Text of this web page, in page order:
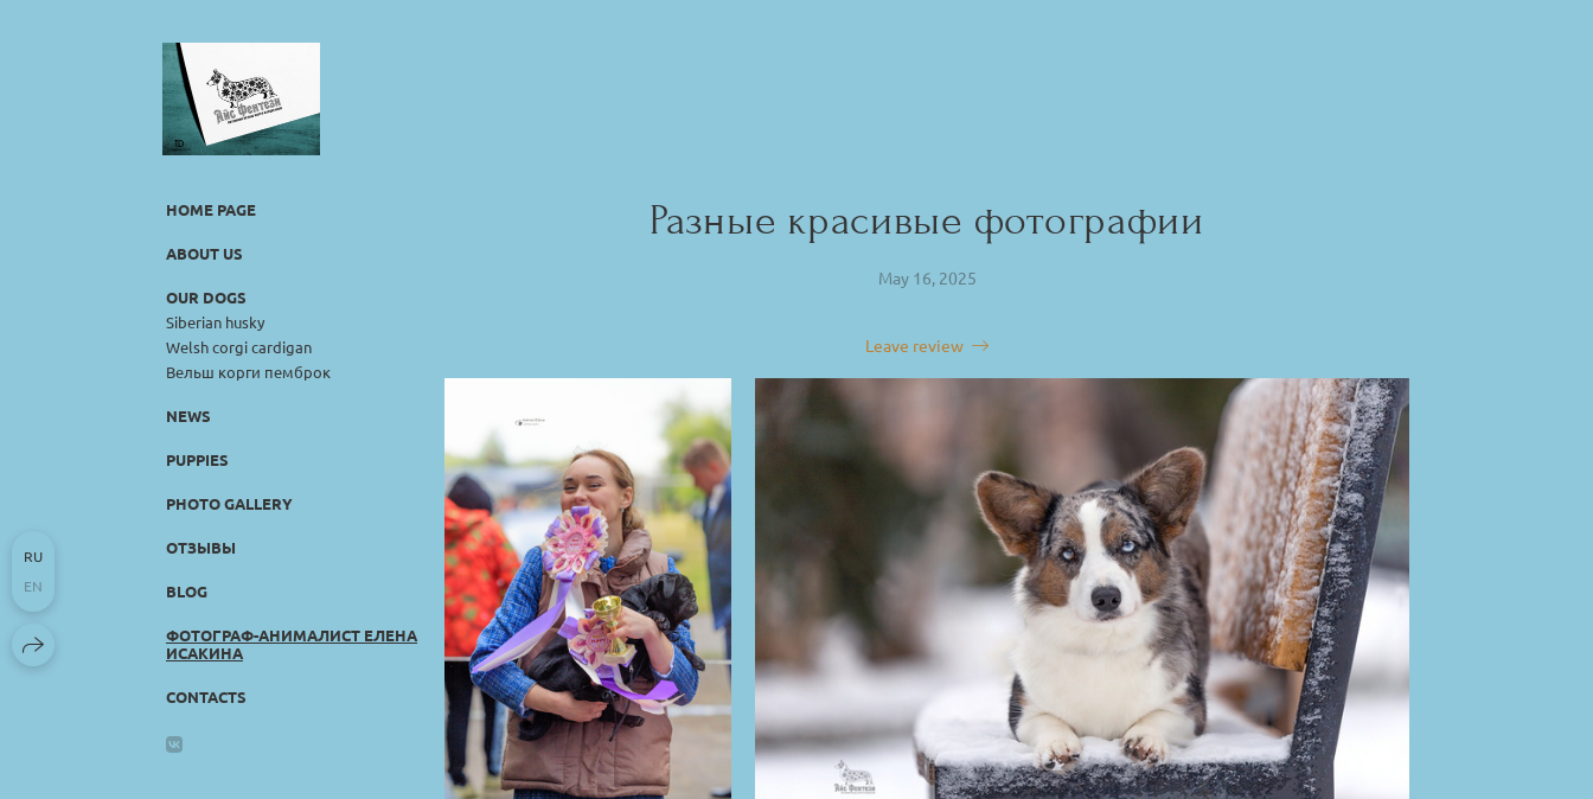
HOME PAGE
ABOUT US
OUR DOGS
Siberian husky
Welsh corgi cardigan
Вельш корги пемброк
NEWS
PUPPIES
PHOTO GALLERY
ОТЗЫВЫ
BLOG
ФОТОГРАФ-АНИМАЛИСТ ЕЛЕНА
ИСАКИНА
CONTACTS
Разные красивые фотографии
May 16, 2025
Leave review
RU
EN